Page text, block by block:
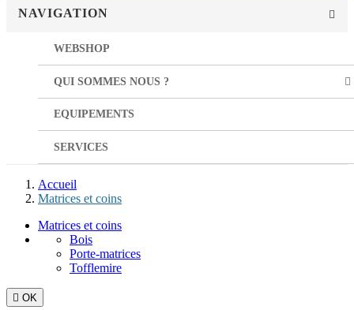
NAVIGATION
WEBSHOP
QUI SOMMES NOUS ?
EQUIPEMENTS
SERVICES
Accueil
Matrices et coins
Matrices et coins
Bois
Porte-matrices
Tofflemire
 OK